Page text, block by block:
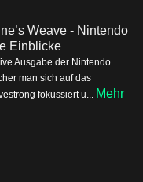
Weave - Nintendo
Einblicke
Ausgabe der Nintendo
man sich auf das
fokussiert u... Mehr